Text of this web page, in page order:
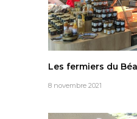
Les fermiers du
8 novembre 2021